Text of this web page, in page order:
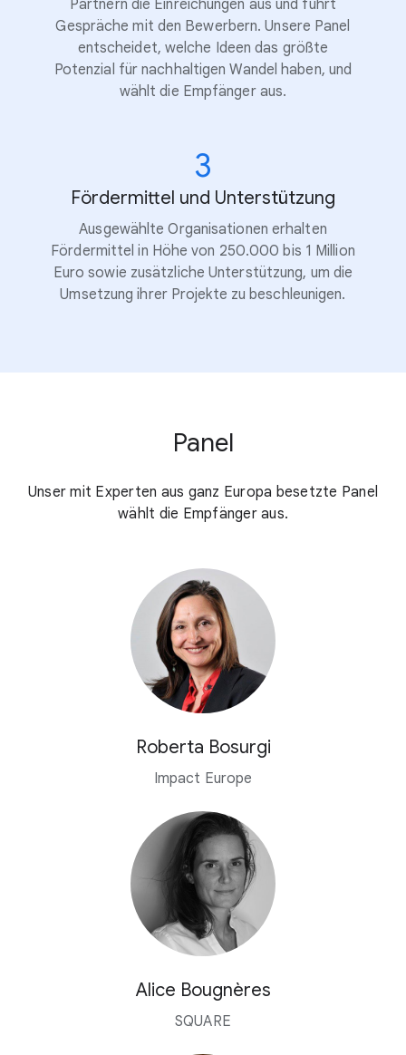
Partnern die Einreichungen aus und führt
Gespräche mit den Bewerbern. Unsere Panel
entscheidet, welche Ideen das größte
Potenzial für nachhaltigen Wandel haben, und
wählt die Empfänger aus.
3
Fördermittel und Unterstützung
Ausgewählte Organisationen erhalten
Fördermittel in Höhe von 250.000 bis 1 Million
Euro sowie zusätzliche Unterstützung, um die
Umsetzung ihrer Projekte zu beschleunigen.
Panel
Unser mit Experten aus ganz Europa besetzte Panel
wählt die Empfänger aus.
Roberta Bosurgi
Impact Europe
Alice Bougnères
SQUARE